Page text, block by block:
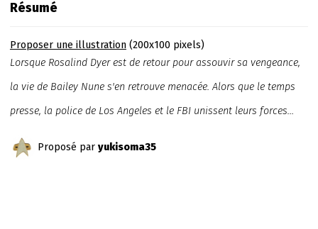
Résumé
Proposer une illustration(200x100 pixels)
Lorsque Rosalind Dyer est de retour pour assouvir sa vengeance,
la vie de Bailey Nune s'en retrouve menacée. Alors que le temps
presse, la police de Los Angeles et le FBI unissent leurs forces…
Proposé par yukisoma35